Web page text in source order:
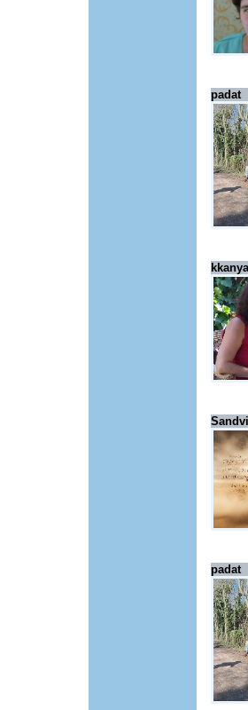
padat
kkanya
padat